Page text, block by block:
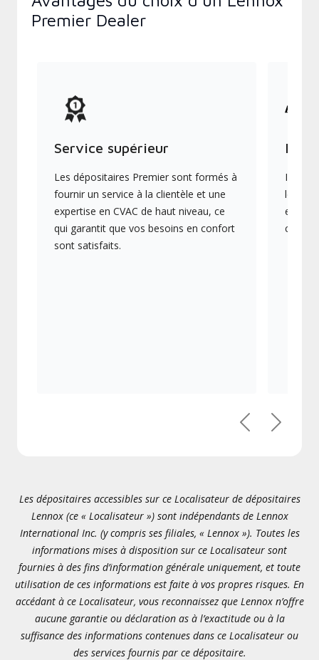
Premier Dealer
Service supérieur
Les dépositaires Premier sont formés à
fournir un service à la clientèle et une
expertise en CVAC de haut niveau, ce
qui garantit que vos besoins en confort
sont satisfaits.
Ils
les
en
PrécédentSuivant
Les dépositaires accessibles sur ce Localisateur de dépositaires
Lennox (ce « Localisateur ») sont indépendants de Lennox
International Inc. (y compris ses filiales, « Lennox »). Toutes les
informations mises à disposition sur ce Localisateur sont
fournies à des fins d’information générale uniquement, et toute
utilisation de ces informations est faite à vos propres risques. En
accédant à ce Localisateur, vous reconnaissez que Lennox n’offre
aucune garantie ou déclaration as à l’exactitude ou à la
suffisance des informations contenues dans ce Localisateur ou
des services fournis par ce dépositaire.